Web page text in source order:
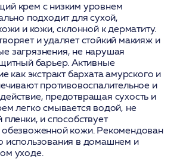
крем с низким уровнем
подходит для сухой,
и кожи, склонной к дерматиту.
и удаляет стойкий макияж и
загрязнения, не нарушая
барьер. Активные
как экстракт бархата амурского и
противовоспалительное и
предотвращая сухость и
легко смывается водой, не
и способствует
обезвоженной кожи. Рекомендован
использования в домашнем и
уходе.